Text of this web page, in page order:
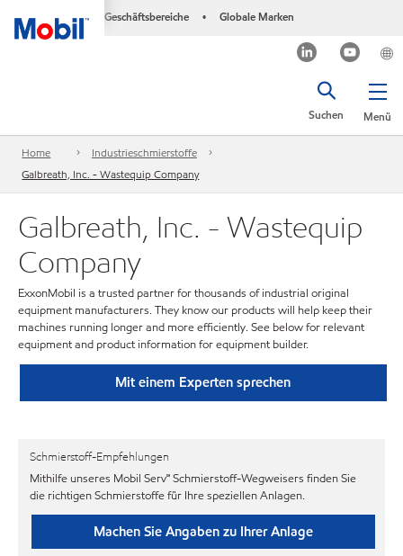
Geschäftsbereiche • Globale Marken
Menü
Suchen
Home
Industrieschmierstoffe
Galbreath, Inc. - Wastequip Company
Galbreath, Inc. - Wastequip
Company
ExxonMobil is a trusted partner for thousands of industrial original
equipment manufacturers. They know our products will help keep their
machines running longer and more efficiently. See below for relevant
equipment and product information for equipment builder.
Mit einem Experten sprechen
Schmierstoff-Empfehlungen
Mithilfe unseres Mobil Serv℠ Schmierstoff-Wegweisers finden Sie
die richtigen Schmierstoffe für Ihre speziellen Anlagen.
Machen Sie Angaben zu Ihrer Anlage